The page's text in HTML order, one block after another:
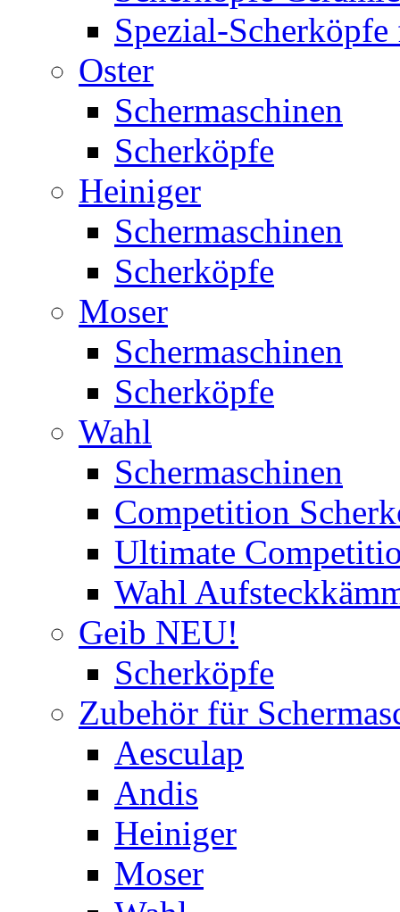
Spezial-
Oster
Schermaschinen
Scherköpfe
Heiniger
Schermaschinen
Scherköpfe
Moser
Schermaschinen
Scherköpfe
Wahl
Schermaschinen
Competition
Ultimate
Wahl
Geib NEU!
Scherköpfe
Zubehör für
Aesculap
Andis
Heiniger
Moser